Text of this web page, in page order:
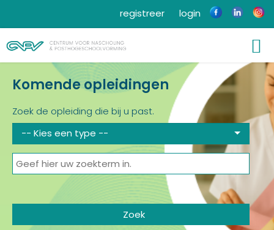
login
registreer
Komende opleidingen
Zoek de opleiding die bij u past.
-- Kies een type --